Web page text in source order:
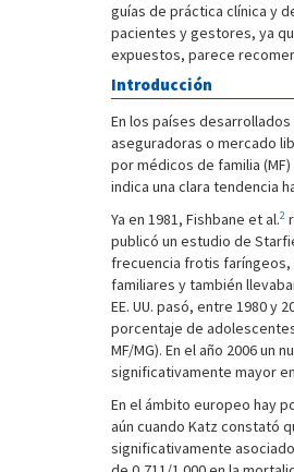
guías de práctica clínica y
pacientes y gestores, ya
expuestos, parece
Introducción
En los países
aseguradoras o mercado
por médicos de familia
indica una clara tendencia
Ya en 1981, Fishbane et al.2
publicó un estudio de
frecuencia frotis faríngeos,
familiares y también
EE. UU. pasó, entre 1980 y
porcentaje de
MF/MG). En el año 2006
significativamente mayor
En el ámbito europeo hay
aún cuando Katz constató
significativamente